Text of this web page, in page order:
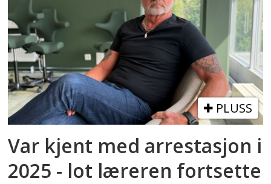
PLUSS
Var kjent med arrestasjon i
2025 - lot læreren fortsette